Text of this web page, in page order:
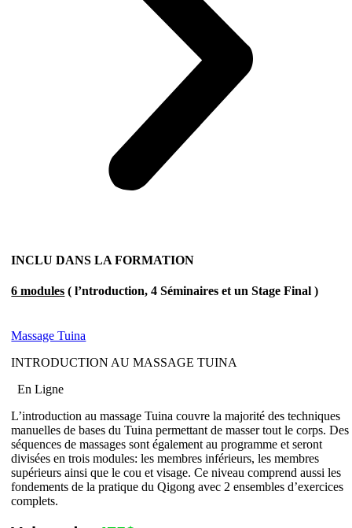
INCLU DANS LA FORMATION
6 modules ( l’ntroduction, 4 Séminaires et un Stage Final )
Massage Tuina
INTRODUCTION AU MASSAGE TUINA
En Ligne
L’introduction au massage Tuina couvre la majorité des techniques
manuelles de bases du Tuina permettant de masser tout le corps. Des
séquences de massages sont également au programme et seront
divisées en trois modules: les membres inférieurs, les membres
supérieurs ainsi que le cou et visage. Ce niveau comprend aussi les
fondements de la pratique du Qigong avec 2 ensembles d’exercices
complets.